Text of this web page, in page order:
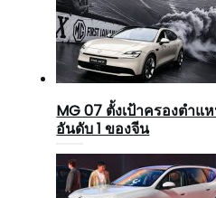
MG 07 ตั้งเป้าครองตำแ
อันดับ 1 ของจีน